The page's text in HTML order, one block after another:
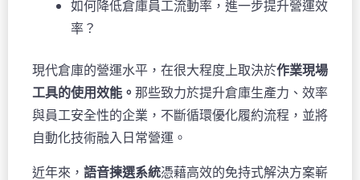
如何降低倉庫員工流動率，進一步提升營運效
率？
現代倉庫的營運水平，在很大程度上取決於作業現場
工具的使用效能。 那些致力於提升倉庫生產力、效率
與員工安全性的企業，不斷循環優化履約流程，並將
自動化技術融入日常營運。
近年來， 語音揀選系統憑藉高效的免持式解決方案嶄